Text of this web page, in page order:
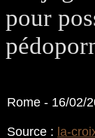
pour
Rome - 16/02/
Source : la-